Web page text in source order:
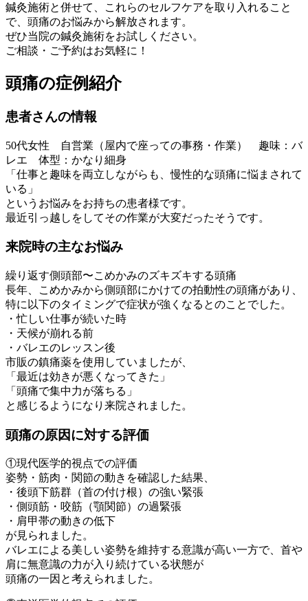
鍼灸施術と併せて、これらのセルフケアを取り入れること
で、頭痛のお悩みから解放されます。
ぜひ当院の鍼灸施術をお試しください。
ご相談・ご予約はお気軽に！
頭痛の症例紹介
患者さんの情報
50代女性 自営業（屋内で座っての事務・作業） 趣味：バ
レエ 体型：かなり細身
「仕事と趣味を両立しながらも、慢性的な頭痛に悩まされて
いる」
というお悩みをお持ちの患者様です。
最近引っ越しをしてその作業が大変だったそうです。
来院時の主なお悩み
繰り返す側頭部〜こめかみのズキズキする頭痛
長年、こめかみから側頭部にかけての拍動性の頭痛があり、
特に以下のタイミングで症状が強くなるとのことでした。
・忙しい仕事が続いた時
・天候が崩れる前
・バレエのレッスン後
市販の鎮痛薬を使用していましたが、
「最近は効きが悪くなってきた」
「頭痛で集中力が落ちる」
と感じるようになり来院されました。
頭痛の原因に対する評価
①現代医学的視点での評価
姿勢・筋肉・関節の動きを確認した結果、
・後頭下筋群（首の付け根）の強い緊張
・側頭筋・咬筋（顎関節）の過緊張
・肩甲帯の動きの低下
が見られました。
バレエによる美しい姿勢を維持する意識が高い一方で、首や
肩に無意識の力が入り続けている状態が
頭痛の一因と考えられました。